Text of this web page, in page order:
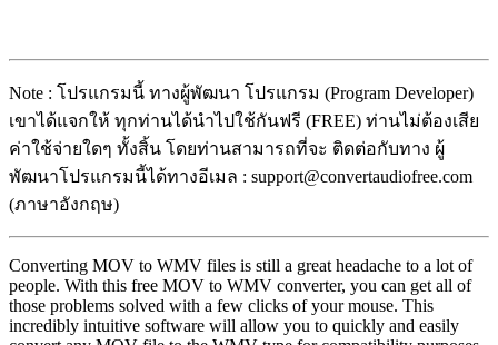
Note : โปรแกรมนี้ ทางผู้พัฒนา โปรแกรม (Program Developer)
เขาได้แจกให้ ทุกท่านได้นำไปใช้กันฟรี (FREE) ท่านไม่ต้องเสีย
ค่าใช้จ่ายใดๆ ทั้งสิ้น โดยท่านสามารถที่จะ ติดต่อกับทาง ผู้
พัฒนาโปรแกรมนี้ได้ทางอีเมล : support@convertaudiofree.com
(ภาษาอังกฤษ)
Converting MOV to WMV files is still a great headache to a lot of
people. With this free MOV to WMV converter, you can get all of
those problems solved with a few clicks of your mouse. This
incredibly intuitive software will allow you to quickly and easily